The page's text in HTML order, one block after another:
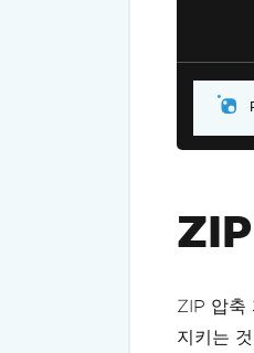
ZIP 압축
지키는